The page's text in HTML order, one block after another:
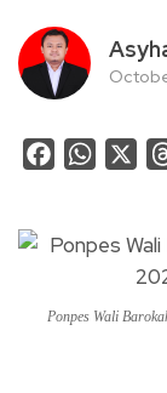
Facebook
Ponpes Wali